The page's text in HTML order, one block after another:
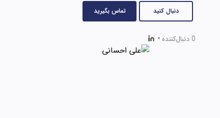
دنبال کنید تماس بگیرید
0 دنبال‌کننده •